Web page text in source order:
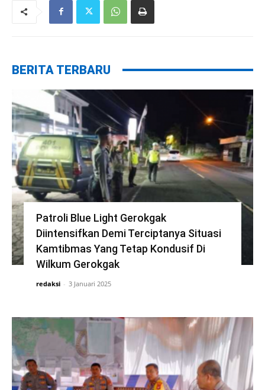
BERITA TERBARU
Patroli Blue Light Gerokgak
Diintensifkan Demi Terciptanya Situasi
Kamtibmas Yang Tetap Kondusif Di
Wilkum Gerokgak
redaksi - 3 Januari 2025